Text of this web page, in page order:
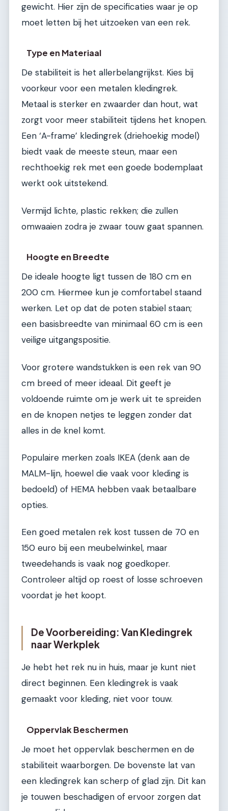
gewicht. Hier zijn de specificaties waar je op
moet letten bij het uitzoeken van een rek.
Type en Materiaal
De stabiliteit is het allerbelangrijkst. Kies bij
voorkeur voor een metalen kledingrek.
Metaal is sterker en zwaarder dan hout, wat
zorgt voor meer stabiliteit tijdens het knopen.
Een ‘A-frame’ kledingrek (driehoekig model)
biedt vaak de meeste steun, maar een
rechthoekig rek met een goede bodemplaat
werkt ook uitstekend.
Vermijd lichte, plastic rekken; die zullen
omwaaien zodra je zwaar touw gaat spannen.
Hoogte en Breedte
De ideale hoogte ligt tussen de 180 cm en
200 cm. Hiermee kun je comfortabel staand
werken. Let op dat de poten stabiel staan;
een basisbreedte van minimaal 60 cm is een
veilige uitgangspositie.
Voor grotere wandstukken is een rek van 90
cm breed of meer ideaal. Dit geeft je
voldoende ruimte om je werk uit te spreiden
en de knopen netjes te leggen zonder dat
alles in de knel komt.
Populaire merken zoals IKEA (denk aan de
MALM-lijn, hoewel die vaak voor kleding is
bedoeld) of HEMA hebben vaak betaalbare
opties.
Een goed metalen rek kost tussen de 70 en
150 euro bij een meubelwinkel, maar
tweedehands is vaak nog goedkoper.
Controleer altijd op roest of losse schroeven
voordat je het koopt.
De Voorbereiding: Van Kledingrek
naar Werkplek
Je hebt het rek nu in huis, maar je kunt niet
direct beginnen. Een kledingrek is vaak
gemaakt voor kleding, niet voor touw.
Oppervlak Beschermen
Je moet het oppervlak beschermen en de
stabiliteit waarborgen. De bovenste lat van
een kledingrek kan scherp of glad zijn. Dit kan
je touwen beschadigen of ervoor zorgen dat